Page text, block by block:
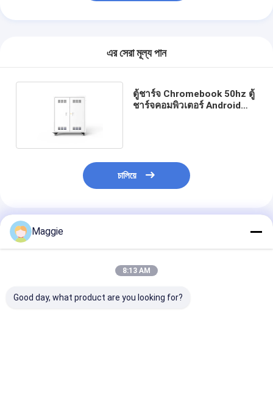
এর সেরা মূল্য পান
ตู้ชาร์จ Chromebook 50hz ตู้
ชาร์จคอมพิวเตอร์ Android
চালিয়ে
แนะนำผลิตภัณฑ์
Maggie
8:13 AM
Good day, what product are you looking for?